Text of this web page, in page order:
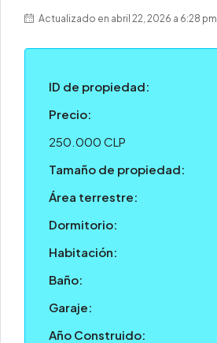
Actualizado en abril 22, 2026 a 6:28 pm
ID de propiedad:
Precio:
250.000 CLP
Tamaño de propiedad:
Área terrestre:
Dormitorio:
Habitación:
Baño:
Garaje:
Año Construido: